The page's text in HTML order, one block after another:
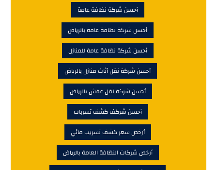
أرخص شركات النظافة العامة بالرياض
أرخص شركات كشف تسربات المياة بالرياض
أرخص شركات كشف تسريبات المياة
أرخص شركة رش مبيدات
أرخص شركة رش مبيدات بالرياض
أرخص شركة رش مبيدات ومكافحة حشرات بالرياض
أرخص شركة كشف تسربات مائية بالرياض
أرخص شركة كشف تسرب ماء